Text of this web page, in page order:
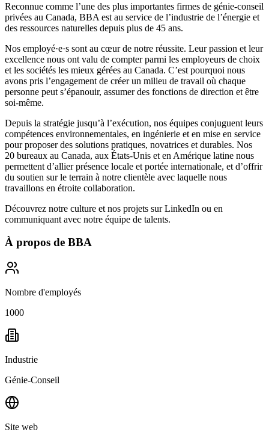
Reconnue comme l’une des plus importantes firmes de génie-conseil
privées au Canada, BBA est au service de l’industrie de l’énergie et
des ressources naturelles depuis plus de 45 ans.
Nos employé·e·s sont au cœur de notre réussite. Leur passion et leur
excellence nous ont valu de compter parmi les employeurs de choix
et les sociétés les mieux gérées au Canada. C’est pourquoi nous
avons pris l’engagement de créer un milieu de travail où chaque
personne peut s’épanouir, assumer des fonctions de direction et être
soi-même.
Depuis la stratégie jusqu’à l’exécution, nos équipes conjuguent leurs
compétences environnementales, en ingénierie et en mise en service
pour proposer des solutions pratiques, novatrices et durables. Nos
20 bureaux au Canada, aux États-Unis et en Amérique latine nous
permettent d’allier présence locale et portée internationale, et d’offrir
du soutien sur le terrain à notre clientèle avec laquelle nous
travaillons en étroite collaboration.
Découvrez notre culture et nos projets surLinkedIn ou en
communiquant avec notre équipe de talents.
À propos de BBA
Nombre d'employés
1000
Industrie
Génie-Conseil
Site web